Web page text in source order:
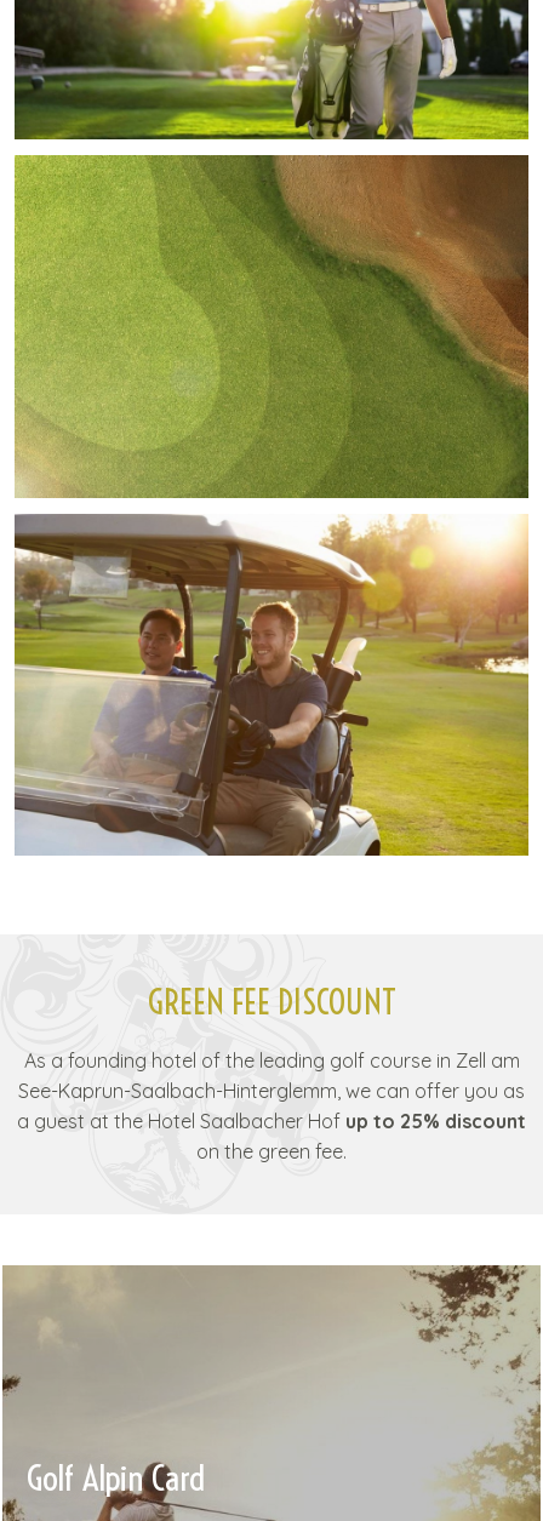
GREEN FEE DISCOUNT
As a founding hotel of the leading golf course in Zell am
See-Kaprun-Saalbach-Hinterglemm, we can offer you as
a guest at the Hotel Saalbacher Hof up to 25% discount
on the green fee.
Golf Alpin Card